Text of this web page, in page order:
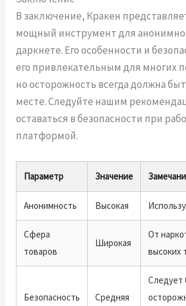
В заключение, Кракен
мощный инструмент для
даркнете. Его особенности и
его привлекательным для многих
но осторожность всегда должна
месте. Следуйте нашим
оставаться в безопасности при
платформой.
Параметр Значение
Анонимность Высокая
Сфера
товаров
Широкая
От
высоких
Безопасность Средняя
Следует